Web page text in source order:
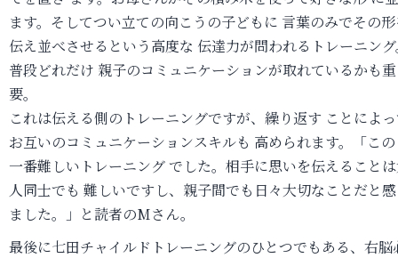
ます。そしてつい立ての向こうの子どもに 言葉のみでその
伝え並べさせるという高度な 伝達力が問われるトレーニン
普段どれだけ 親子のコミュニケーションが取れているかも重
要。
これは伝える側のトレーニングですが、繰り返す ことによ
お互いのコミュニケーションスキルも 高められます。「こ
一番難しいトレーニング でした。相手に思いを伝えること
人同士でも 難しいですし、親子間でも日々大切なことだと
ました。」と読者のMさん。
最後に七田チャイルドトレーニングのひとつでもある、右脳